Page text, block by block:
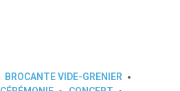
BROCANTE VIDE-GRENIER